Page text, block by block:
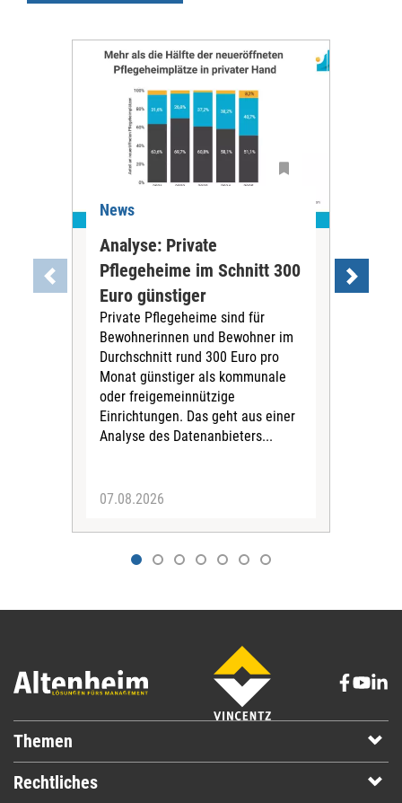
News
Analyse: Private
Pflegeheime im Schnitt 300
Euro günstiger
Private Pflegeheime sind für
Bewohnerinnen und Bewohner im
Durchschnitt rund 300 Euro pro
Monat günstiger als kommunale
oder freigemeinnützige
Einrichtungen. Das geht aus einer
Analyse des Datenanbieters...
07.08.2026
Themen
Rechtliches